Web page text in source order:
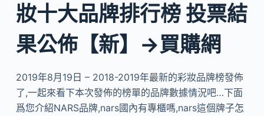
妝十大品牌排行榜 投票結
果公佈【新】→買購網
2019年8月19日 – 2018-2019年最新的彩妝品牌榜發佈
了,一起來看下本次發佈的榜單的品牌數據情況吧…下面
爲您介紹NARS品牌,nars國內有專櫃嗎,nars這個牌子怎